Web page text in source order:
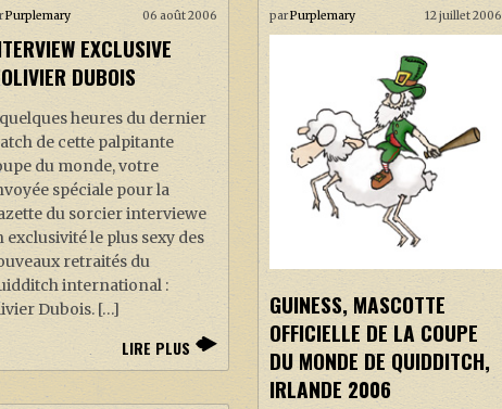
Purplemary 06 août 2006
EXCLUSIVE
DUBOIS
heures du dernier
de cette palpitante
du monde, votre
spéciale pour la
du sorcier interviewe
exclusivité le plus sexy des
retraités du
international :
Dubois. […]
LIRE PLUS
parPurplemary 12 juillet 2006
GUINESS, MASCOTTE
OFFICIELLE DE LA COUPE
DU MONDE DE QUIDDITCH,
IRLANDE 2006